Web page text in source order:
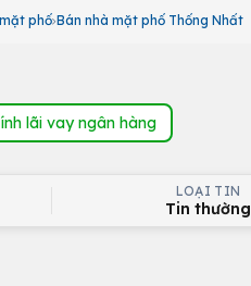
phố Bán nhà mặt phố Thống Nhất
lãi vay ngân hàng
LOẠI TIN
Tin thường